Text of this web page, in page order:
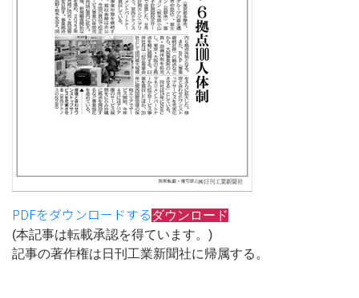
PDFをダウンロードする ダウンロード
(本記事は転載承認を得ています。)
記事の著作権は日刊工業新聞社に帰属する。